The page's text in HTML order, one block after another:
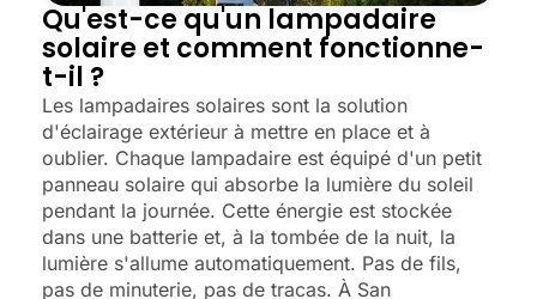
Qu'est-ce qu'un lampadaire
solaire et comment fonctionne-
t-il ?
Les lampadaires solaires sont la solution
d'éclairage extérieur à mettre en place et à
oublier. Chaque lampadaire est équipé d'un petit
panneau solaire qui absorbe la lumière du soleil
pendant la journée. Cette énergie est stockée
dans une batterie et, à la tombée de la nuit, la
lumière s'allume automatiquement. Pas de fils,
pas de minuterie, pas de tracas. À San